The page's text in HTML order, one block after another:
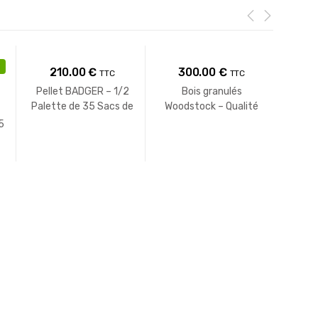
actuel
:
210.00€ TTC
Pellet BADGER – 1/2
Palette de 35 Sacs de
300.00 € TTC
Bois granulés
Woodstock – Qualité